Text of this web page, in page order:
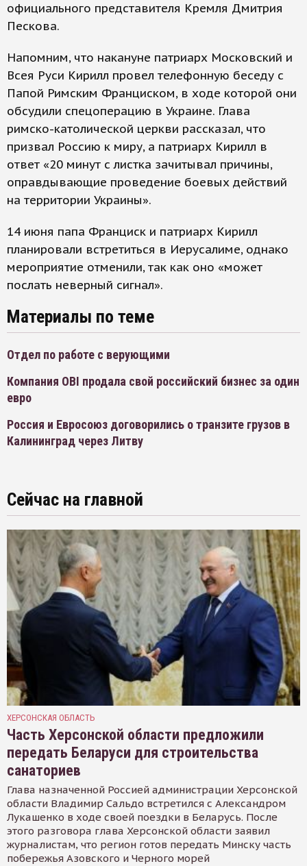
официального представителя Кремля Дмитрия
Пескова.
Напомним, что накануне патриарх Московский и
Всея Руси Кирилл провел телефонную беседу с
Папой Римским Франциском, в ходе которой они
обсудили спецоперацию в Украине. Глава
римско-католической церкви рассказал, что
призвал Россию к миру, а патриарх Кирилл в
ответ «20 минут с листка зачитывал причины,
оправдывающие проведение боевых действий
на территории Украины».
14 июня папа Франциск и патриарх Кирилл
планировали встретиться в Иерусалиме, однако
мероприятие отменили, так как оно «может
послать неверный сигнал».
Материалы по теме
Отдел по работе с верующими
Компания OBI продала свой российский бизнес за один
евро
Россия и Евросоюз договорились о транзите грузов в
Калининград через Литву
Сейчас на главной
ХЕРСОНСКАЯ ОБЛАСТЬ
Часть Херсонской области предложили
передать Беларуси для строительства
санаториев
Глава назначенной Россией администрации Херсонской
области Владимир Сальдо встретился с Александром
Лукашенко в ходе своей поездки в Беларусь. После
этого разговора глава Херсонской области заявил
журналистам, что регион готов передать Минску часть
побережья Азовского и Черного морей